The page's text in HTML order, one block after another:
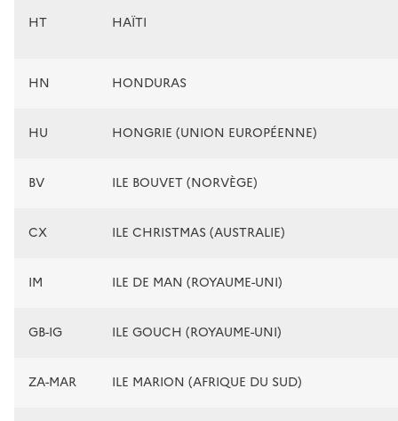
HT HAÏTI
HN HONDURAS
HU HONGRIE (UNION EUROPÉENNE)
BV ILE BOUVET (NORVÈGE)
CX ILE CHRISTMAS (AUSTRALIE)
IM ILE DE MAN (ROYAUME-UNI)
GB-IG ILE GOUCH (ROYAUME-UNI)
ZA-MAR ILE MARION (AFRIQUE DU SUD)